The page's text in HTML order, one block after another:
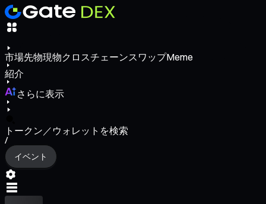
市場先物現物クロスチェーンスワップMeme
紹介
さらに表示
トークン／ウォレットを検索
/
イベント